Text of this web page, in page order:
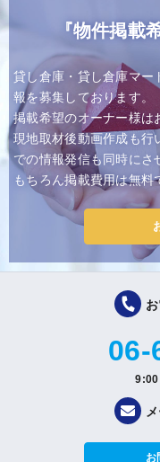
『物件掲載
貸し倉庫・貸し倉庫マー
報を募集しております。
掲載希望のオーナー様は
現地取材後動画作成も行
での情報発信も同時にさ
もちろん掲載費用は無料
06-
9:00
お